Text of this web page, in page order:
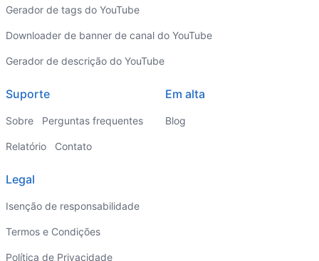
Gerador de tags do YouTube
Downloader de banner de canal do YouTube
Gerador de descrição do YouTube
Suporte
Sobre Perguntas frequentes
Relatório Contato
Em alta
Blog
Legal
Isenção de responsabilidade
Termos e Condições
Política de Privacidade